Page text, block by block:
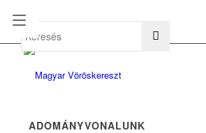
ADOMÁNYVONALUNK